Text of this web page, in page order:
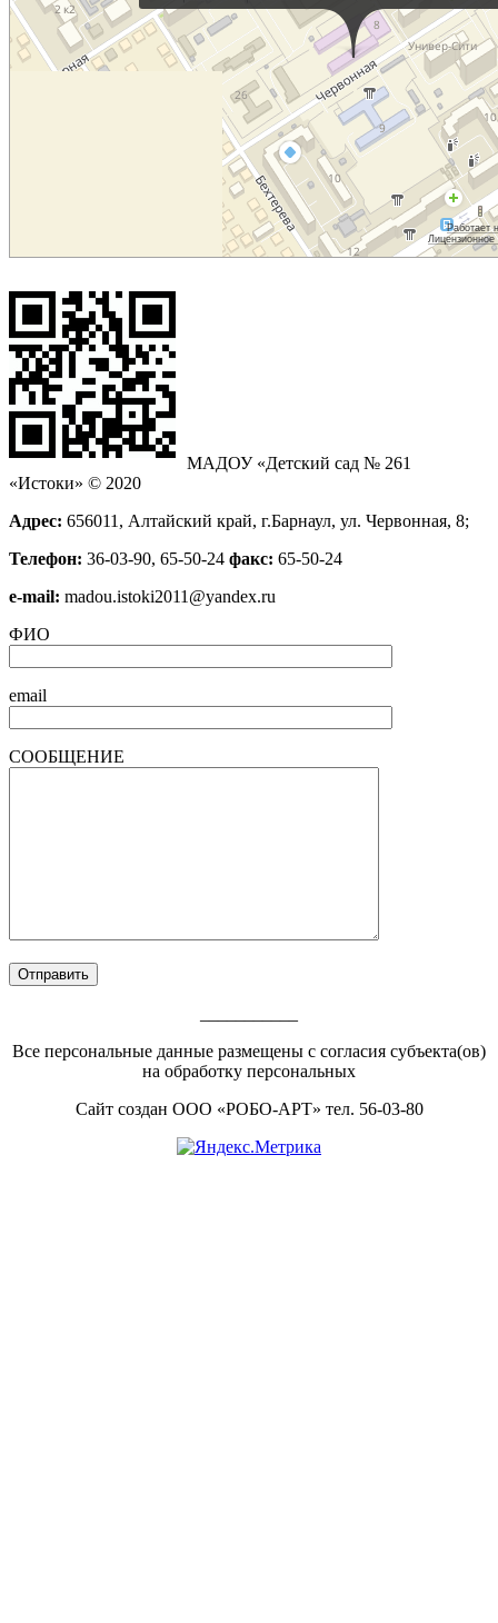
МАДОУ «Детский сад № 261
«Истоки» © 2020
Адрес: 656011, Алтайский край, г.Барнаул, ул. Червонная, 8;
Телефон: 36-03-90, 65-50-24 факс: 65-50-24
е-mail: madou.istoki2011@yandex.ru
ФИО
email
СООБЩЕНИЕ
Все персональные данные размещены с согласия субъекта(ов)
на обработку персональных
FooterСайт создан ООО «РОБО-АРТ» тел. 56-03-80